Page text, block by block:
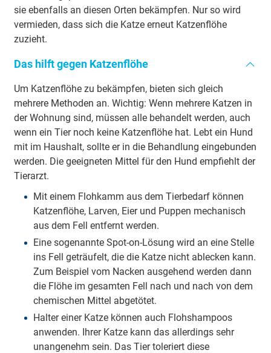
sie ebenfalls an diesen Orten bekämpfen. Nur so wird
vermieden, dass sich die Katze erneut Katzenflöhe
zuzieht.
Das hilft gegen Katzenflöhe
Um Katzenflöhe zu bekämpfen, bieten sich gleich
mehrere Methoden an. Wichtig: Wenn mehrere Katzen in
der Wohnung sind, müssen alle behandelt werden, auch
wenn ein Tier noch keine Katzenflöhe hat. Lebt ein Hund
mit im Haushalt, sollte er in die Behandlung eingebunden
werden. Die geeigneten Mittel für den Hund empfiehlt der
Tierarzt.
Mit einem Flohkamm aus dem Tierbedarf können
Katzenflöhe, Larven, Eier und Puppen mechanisch
aus dem Fell entfernt werden.
Eine sogenannte Spot-on-Lösung wird an eine Stelle
ins Fell geträufelt, die die Katze nicht ablecken kann.
Zum Beispiel vom Nacken ausgehend werden dann
die Flöhe im gesamten Fell nach und nach von dem
chemischen Mittel abgetötet.
Halter einer Katze können auch Flohshampoos
anwenden. Ihrer Katze kann das allerdings sehr
unangenehm sein. Das Tier toleriert diese